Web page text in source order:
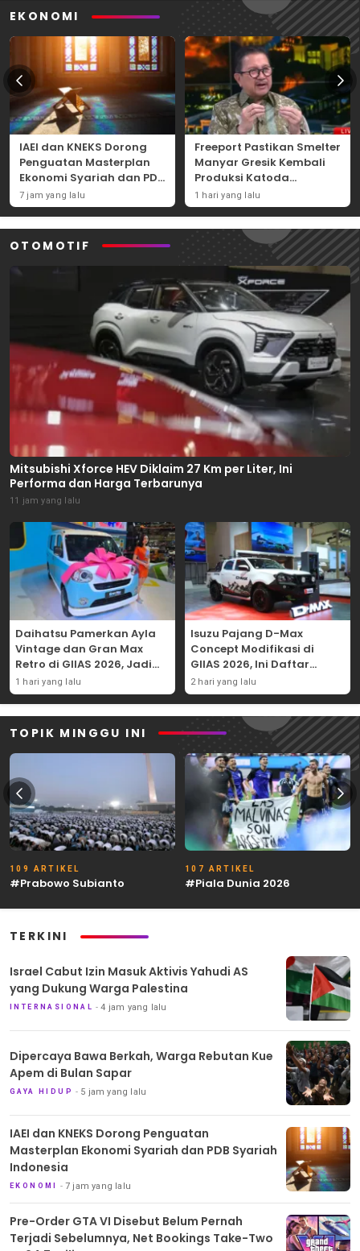
EKONOMI
IAEI dan KNEKS Dorong
Penguatan Masterplan
Ekonomi Syariah dan PDB
Syariah Indonesia
7 jam yang lalu
Freeport Pastikan Smelter
Manyar Gresik Kembali
Produksi Katoda
Tembaga Mulai
September 2026
1 hari yang lalu
OTOMOTIF
Mitsubishi Xforce HEV Diklaim 27 Km per Liter, Ini
Performa dan Harga Terbarunya
11 jam yang lalu
Daihatsu Pamerkan Ayla
Vintage dan Gran Max
Retro di GIIAS 2026, Jadi
Hadiah Undian
1 hari yang lalu
Isuzu Pajang D-Max
Concept Modifikasi di
GIIAS 2026, Ini Daftar
Ubahannya
2 hari yang lalu
TOPIK MINGGU INI
109 ARTIKEL
#Prabowo Subianto
107 ARTIKEL
#Piala Dunia 2026
TERKINI
Israel Cabut Izin Masuk Aktivis Yahudi AS
yang Dukung Warga Palestina
INTERNASIONAL 4 jam yang lalu
Dipercaya Bawa Berkah, Warga Rebutan Kue
Apem di Bulan Sapar
GAYA HIDUP 5 jam yang lalu
IAEI dan KNEKS Dorong Penguatan
Masterplan Ekonomi Syariah dan PDB Syariah
Indonesia
EKONOMI 7 jam yang lalu
Pre-Order GTA VI Disebut Belum Pernah
Terjadi Sebelumnya, Net Bookings Take-Two